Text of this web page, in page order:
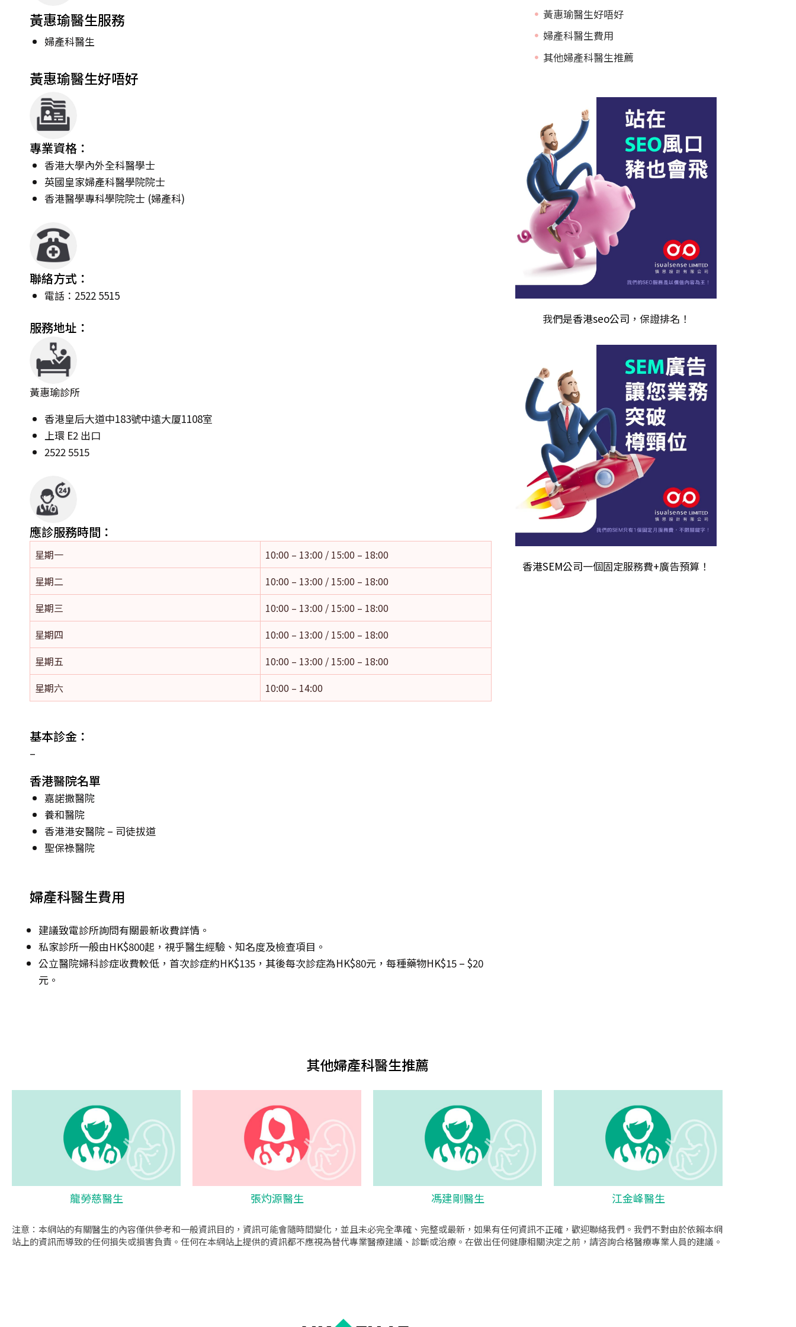
黃惠瑜醫生服務
婦產科醫生
黃惠瑜醫生好唔好
專業資格：
香港大學內外全科醫學士
英國皇家婦產科醫學院院士
香港醫學專科學院院士 (婦產科)
聯絡方式：
電話：2522 5515
服務地址：
黃惠瑜診所
香港皇后大道中183號中遠大厦1108室
上環 E2 出口
2522 5515
應診服務時間：
星期一
10:00 – 13:00 / 15:00 – 18:00
星期二
10:00 – 13:00 / 15:00 – 18:00
星期三
10:00 – 13:00 / 15:00 – 18:00
星期四
10:00 – 13:00 / 15:00 – 18:00
星期五
10:00 – 13:00 / 15:00 – 18:00
星期六
10:00 – 14:00
基本診金：
–
香港醫院名單
嘉諾撒醫院
養和醫院
香港港安醫院 – 司徒拔道
聖保祿醫院
婦產科醫生費用
建議致電診所詢問有關最新收費詳情。
私家診所一般由HK$800起，視乎醫生經驗、知名度及檢查項目。
公立醫院婦科診症收費較低，首次診症約HK$135，其後每次診症為HK$80元，每種藥物HK$15 – $20
元。
黃惠瑜醫生好唔好
婦產科醫生費用
其他婦產科醫生推薦
我們是香港seo公司 ，保證排名！
香港SEM公司一個固定服務費+廣告預算！
其他婦產科醫生推薦
龍勞慈醫生 張灼源醫生 馮建剛醫生 江金峰醫生
注意：本網站的有關醫生的內容僅供參考和一般資訊目的，資訊可能會隨時間變化，並且未必完全準確、完整或最新，如果有任何資訊不正確，歡迎聯絡我們。我們不對由於依賴本網
站上的資訊而導致的任何損失或損害負責。任何在本網站上提供的資訊都不應視為替代專業醫療建議、診斷或治療。在做出任何健康相關決定之前，請咨詢合格醫療專業人員的建議。